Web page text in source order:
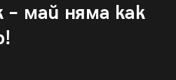
– май няма как